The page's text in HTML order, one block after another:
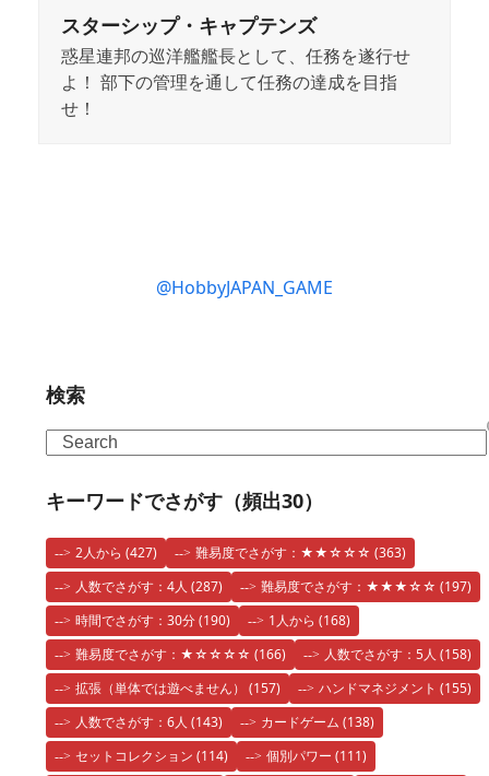
スターシップ・キャプテンズ
惑星連邦の巡洋艦艦長として、任務を遂行せ
よ！ 部下の管理を通して任務の達成を目指
せ！
@HobbyJAPAN_GAME
検索
Search
キーワードでさがす（頻出30）
2人から (427) 難易度でさがす：★★☆☆☆ (363)
人数でさがす：4人 (287) 難易度でさがす：★★★☆☆ (197)
時間でさがす：30分(190) 1人から (168)
難易度でさがす：★☆☆☆☆ (166) 人数でさがす：5人 (158)
拡張（単体では遊べません） (157) ハンドマネジメント (155)
人数でさがす：6人 (143) カードゲーム (138)
セットコレクション (114) 個別パワー (111)